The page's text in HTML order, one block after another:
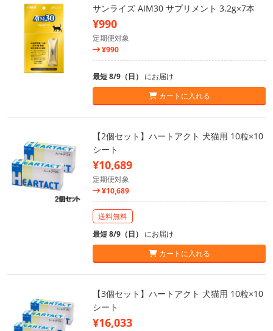
サンライズ AIM30 サプリメント 3.2g×7本
¥990
定期便対象
¥990
最短 8/9（日） にお届け
カートに入れる
【2個セット】ハートアクト 犬猫用 10粒×10
シート
¥10,689
定期便対象
¥10,689
送料無料
最短 8/9（日） にお届け
カートに入れる
【3個セット】ハートアクト 犬猫用 10粒×10
シート
¥16,033